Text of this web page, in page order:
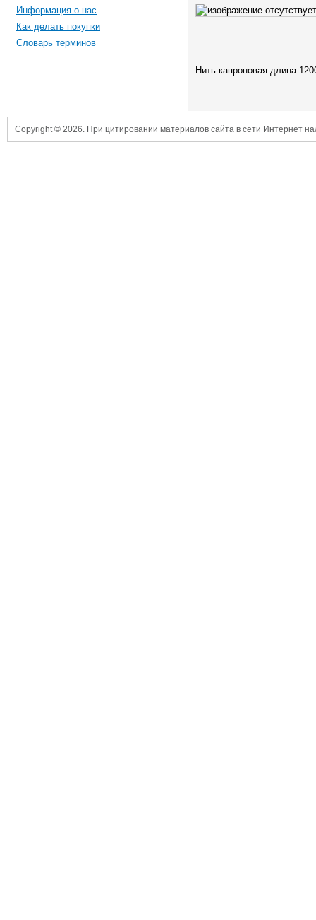
Информация о нас
Как делать покупки
Словарь терминов
Нить капроновая длина
Copyright © 2026. При цитировании материалов сайта в сети Интернет